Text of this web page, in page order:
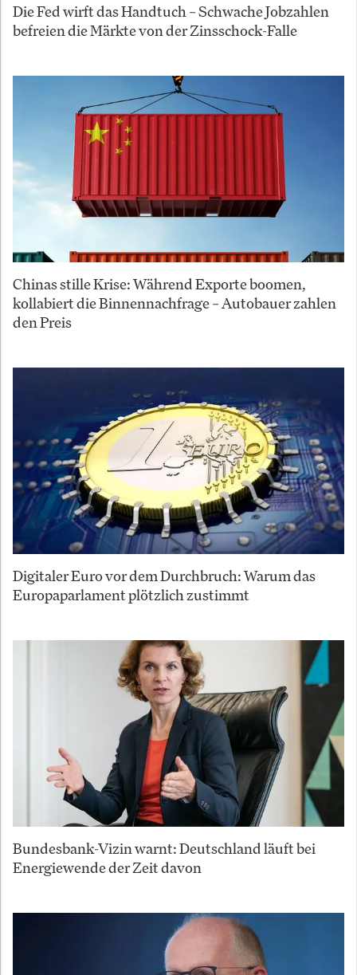
Die Fed wirft das Handtuch – Schwache Jobzahlen
befreien die Märkte von der Zinsschock-Falle
Chinas stille Krise: Während Exporte boomen,
kollabiert die Binnennachfrage – Autobauer zahlen
den Preis
Digitaler Euro vor dem Durchbruch: Warum das
Europaparlament plötzlich zustimmt
Bundesbank-Vizin warnt: Deutschland läuft bei
Energiewende der Zeit davon